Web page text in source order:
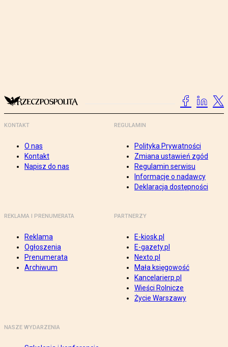
KONTAKT
O nas
Kontakt
Napisz do nas
REGULAMIN
Polityka Prywatności
Zmiana ustawień zgód
Regulamin serwisu
Informacje o nadawcy
Deklaracja dostępności
REKLAMA I PRENUMERATA
Reklama
Ogłoszenia
Prenumerata
Archiwum
PARTNERZY
E-kiosk.pl
E-gazety.pl
Nexto.pl
Mała księgowość
Kancelarierp.pl
Wieści Rolnicze
Życie Warszawy
NASZE WYDARZENIA